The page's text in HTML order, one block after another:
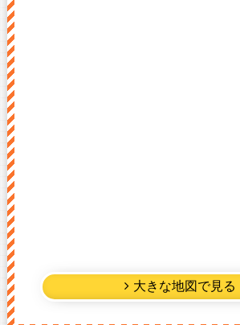
大きな地図で見る